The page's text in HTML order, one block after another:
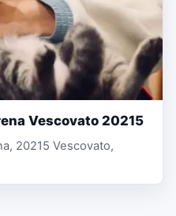
Vescovato 20215
20215 Vescovato,